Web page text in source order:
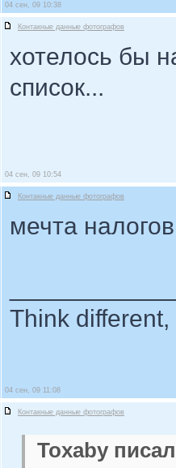
04 сен, 09 10:38
Контакные данные фотографов
хотелось бы
список...
04 сен, 09 10:54
Контакные данные фотографов
мечта
Think
04 сен, 09 11:08
Контакные данные фотографов
Toxaby